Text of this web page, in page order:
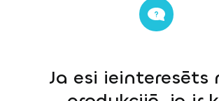
Ja esi ieinteresēts